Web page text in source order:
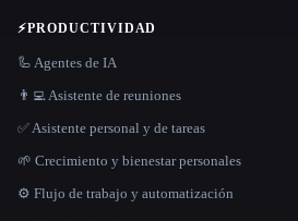
⚡PRODUCTIVIDAD
🦾 Agentes de IA
👨‍💻 Asistente de reuniones
✅ Asistente personal y de tareas
🌱 Crecimiento y bienestar personales
⚙️ Flujo de trabajo y automatización